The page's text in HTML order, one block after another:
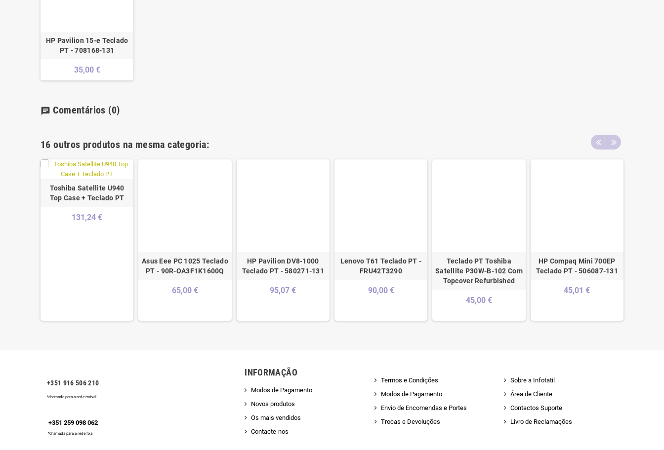
HP Pavilion 15-e Teclado
PT - 708168-131
35,00 €
chat Comentários (0)
16 outros produtos na mesma categoria:
Toshiba Satellite U940
Top Case + Teclado PT
131,24 €
Asus Eee PC 1025 Teclado
PT - 90R-OA3F1K1600Q
65,00 €
HP Pavilion DV8-1000
Teclado PT - 580271-131
95,07 €
Lenovo T61 Teclado PT -
FRU42T3290
90,00 €
Teclado PT Toshiba
Satellite P30W-B-102 Com
Topcover Refurbished
45,00 €
HP Compaq Mini 700EP
Teclado PT - 506087-131
45,01 €
+351 916 506 210
*chamada para a rede móvel
+351 259 098 062
*chamada para a rede fixa
INFORMAÇÃO
Modos de Pagamento
Novos produtos
Os mais vendidos
Contacte-nos
Termos e Condições
Modos de Pagamento
Envio de Encomendas e Portes
Trocas e Devoluções
Sobre a Infotatil
Área de Cliente
Contactos Suporte
Livro de Reclamações